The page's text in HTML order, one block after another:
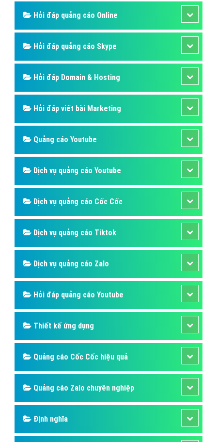
Hỏi đáp quảng cáo Online
Hỏi đáp quảng cáo Skype
Hỏi đáp Domain & Hosting
Hỏi đáp viết bài Marketing
Quảng cáo Youtube
Dịch vụ quảng cáo Youtube
Dịch vụ quảng cáo Cốc Cốc
Dịch vụ quảng cáo Tiktok
Dịch vụ quảng cáo Zalo
Hỏi đáp quảng cáo Youtube
Thiết kế ứng dụng
Quảng cáo Cốc Cốc hiệu quả
Quảng cáo Zalo chuyên nghiệp
Định nghĩa